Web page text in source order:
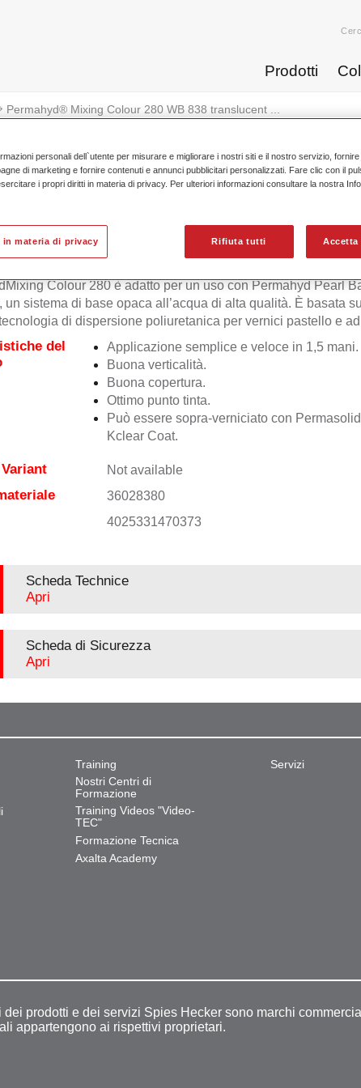
Prodotti
Permahyd® Mixing Colour 280 WB 838 translucent ...
Mixing Colour 280
Colour 280 è adatto per un uso con Permahyd Pearl
un sistema di base opaca all’acqua di alta qualità. È basata
di dispersione poliuretanica per vernici pastello e ad
del
Applicazione semplice e veloce in 1,5 mani.
Buona verticalità.
Buona copertura.
Ottimo punto tinta.
Può essere sopra-verniciato con
Kclear Coat.
Not available
36028380
4025331470373
Scheda Technice
Apri
Scheda di Sicurezza
Apri
Training
Nostri Centri di
Formazione
Training Videos "Video-
TEC"
Formazione Tecnica
Axalta Academy
Servizi
prodotti e dei servizi Spies Hecker sono marchi
appartengono ai rispettivi proprietari.
personali dell`utente per misurare e migliorare i nostri siti e il nostro servizio,
di marketing e fornire contenuti e annunci pubblicitari personalizzati. Fare clic con il
i propri diritti in materia di privacy. Per ulteriori informazioni consultare la nostra
Rifiuta tutti Accetta
materia di privacy